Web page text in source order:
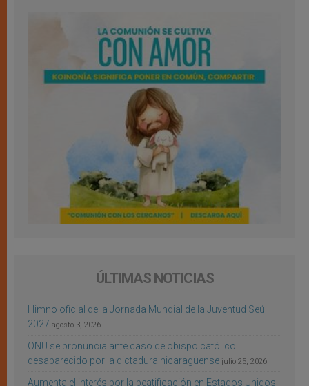
ÚLTIMAS NOTICIAS
Himno oficial de la Jornada Mundial de la Juventud Seúl
2027 agosto 3, 2026
ONU se pronuncia ante caso de obispo católico
desaparecido por la dictadura nicaragüense julio 25, 2026
Aumenta el interés por la beatificación en Estados Unidos